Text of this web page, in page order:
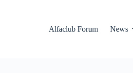
Alfaclub Forum
News